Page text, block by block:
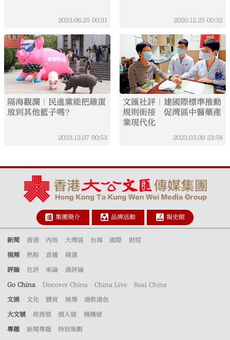
2023.06.25 00:31 2020.12.25 00:32
隔海觀瀾｜民進黨能把雞蛋
放到其他籃子嗎？
2023.12.07 00:53
文匯社評｜建國際標準推動
規則銜接 促灣區中醫藥產
業現代化
2023.03.09 23:58
集團簡介 品牌活動 報史館
新聞 香港 內地 大灣區 台海 國際 財經
視頻 熱點 直播 精選
評論 社評 來論 港評論
Go China Discover China China Live Real China
文娛 文化 體育 娛樂 港飲港色
大文號 政務號 個人號 機構號
專題 新聞專題 特別策劃